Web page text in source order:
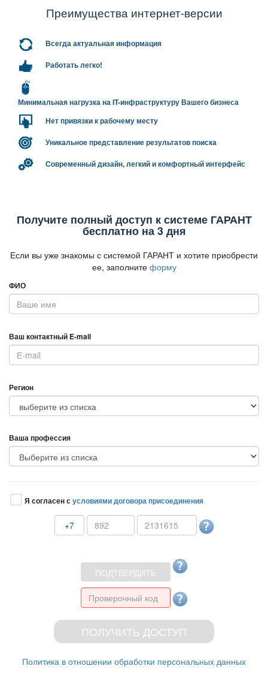
Преимущества интернет-версии
сегда актуальная информация
Работать легко!
Минимальная нагрузка на IT-инфраструктуру Вашего бизнеса
Нет привязки к рабочему месту
Уникальное представление результатов поиска
Современный дизайн, легкий и комфортный интерфейс
Получите полный доступ к системе ГАРАНТ
есплатно на 3 дня
Если вы уже знакомы с системой ГАРАНТ и хотите приобрести
ее, заполните форму
ФИО
аш контактный E-mail
Регион
аша профессия
Я согласен сусловиями договора присоединения
+7
Политика в отношении обработки персональных данных